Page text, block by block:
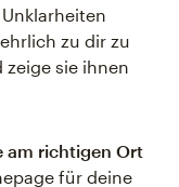
zu dir zu
sie ihnen
am richtigen Ort
für deine